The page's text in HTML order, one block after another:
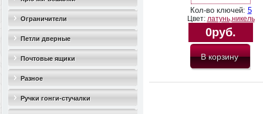
Ограничители
дверные(стопоры)
Петли дверные
Почтовые ящики
Разное
Ручки гонги-стучалки
Кол-во ключей: 5
Цвет: латунь,никель
0руб.